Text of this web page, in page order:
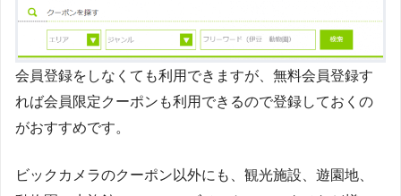
会員登録をしなくても利用できますが、無料会員登録す
れば会員限定クーポンも利用できるので登録しておくの
がおすすめです。
ビックカメラのクーポン以外にも、観光施設、遊園地、